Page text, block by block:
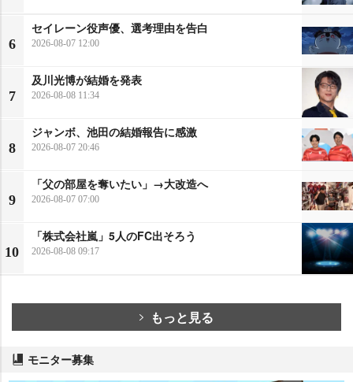
6
セイレーン役声優、選考理由を告白
2026-08-07 12:00
7
及川光博が結婚を発表
2026-08-08 11:34
8
ジャンボ、池田の結婚報告に感激
2026-08-07 20:46
9
「父の部屋を奪いたい」→大改造へ
2026-08-07 07:00
10
「株式会社嵐」5人のFC出そろう
2026-08-08 09:17
もっと見る
モニター募集